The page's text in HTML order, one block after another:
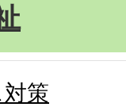
策